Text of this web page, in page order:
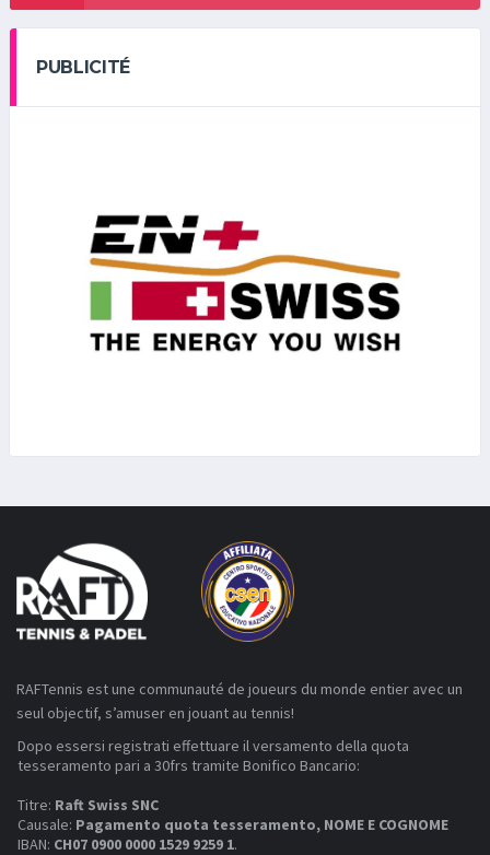
PUBLICITÉ
RAFTennis est une communauté de joueurs du monde entier avec un
seul objectif, s’amuser en jouant au tennis!
Dopo essersi registrati effettuare il versamento della quota
tesseramento pari a 30frs tramite Bonifico Bancario:
Titre: Raft Swiss SNC
Causale: Pagamento quota tesseramento, NOME E COGNOME
IBAN: CH07 0900 0000 1529 9259 1.